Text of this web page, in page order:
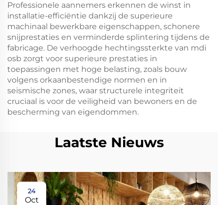
Professionele aannemers erkennen de winst in
installatie-efficiëntie dankzij de superieure
machinaal bewerkbare eigenschappen, schonere
snijprestaties en verminderde splintering tijdens de
fabricage. De verhoogde hechtingssterkte van mdi
osb zorgt voor superieure prestaties in
toepassingen met hoge belasting, zoals bouw
volgens orkaanbestendige normen en in
seismische zones, waar structurele integriteit
cruciaal is voor de veiligheid van bewoners en de
bescherming van eigendommen.
Laatste Nieuws
24
Oct